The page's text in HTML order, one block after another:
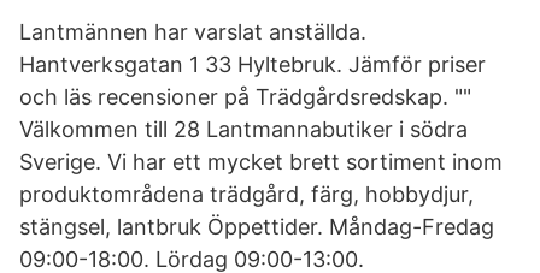
Lantmännen har varslat anställda.
Hantverksgatan 1 33 Hyltebruk. Jämför priser
och läs recensioner på Trädgårdsredskap. ""
Välkommen till 28 Lantmannabutiker i södra
Sverige. Vi har ett mycket brett sortiment inom
produktområdena trädgård, färg, hobbydjur,
stängsel, lantbruk Öppettider. Måndag-Fredag
09:00-18:00. Lördag 09:00-13:00.